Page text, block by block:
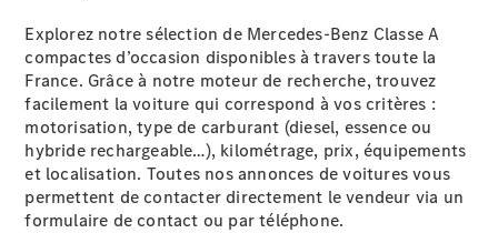
Toutes les
Berlines
CLA
Nouveau Électrique
CLA Nouveau
Classe C
Berline
Classe
C
Nouveau Électrique
Explorez notre sélection de Mercedes-Benz Classe A
compactes d’occasion disponibles à travers toute la
France. Grâce à notre moteur de recherche, trouvez
facilement la voiture qui correspond à vos critères :
motorisation, type de carburant (diesel, essence ou
hybride rechargeable…), kilométrage, prix, équipements
et localisation. Toutes nos annonces de voitures vous
permettent de contacter directement le vendeur via un
formulaire de contact ou par téléphone.